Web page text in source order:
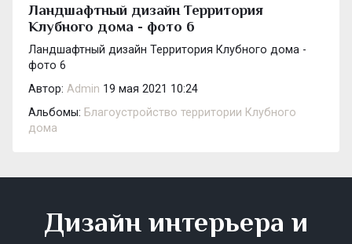
Ландшафтный дизайн Территория
Клубного дома - фото 6
Ландшафтный дизайн Территория Клубного дома -
фото 6
Автор: Admin 19 мая 2021 10:24
Альбомы: Благоустройство территории Клубного
дома
Дизайн интерьера и